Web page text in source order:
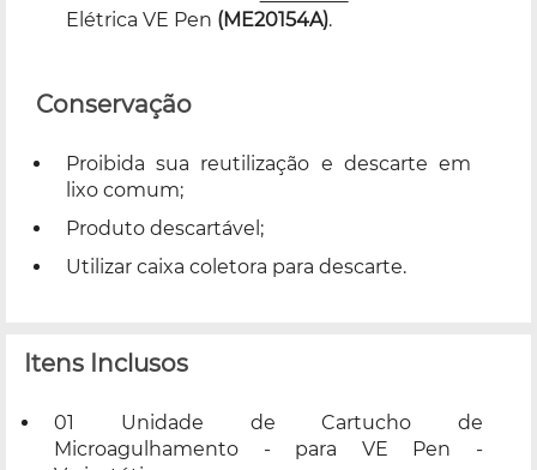
Elétrica VE Pen (ME20154A).
Conservação
Proibida sua reutilização e descarte em
lixo comum;
Produto descartável;
Utilizar caixa coletora para descarte.
Itens Inclusos
01 Unidade de Cartucho de
Microagulhamento - para VE Pen -